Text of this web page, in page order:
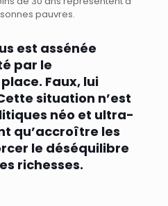
pauvres.
est assénée
par le
Faux, lui
situation n’est
néo et ultra-
qu’accroître les
le déséquilibre
richesses.